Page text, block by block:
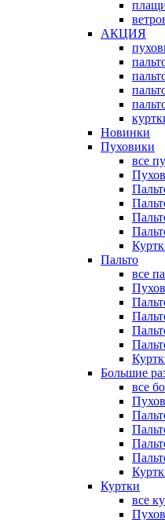
АКЦИЯ
Новинки
Пуховики
все
Пальто
все
Большие
все
Куртки
все